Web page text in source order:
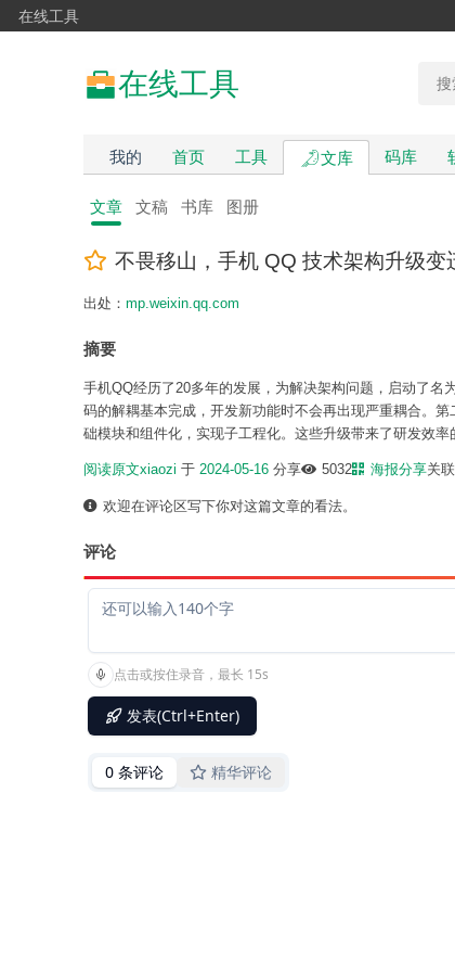
在线工具
在线工具
我的 首页 工具 文库 码库
文章 文稿 书库 图册
不畏移山，手机 QQ 技术架构升级变
出处： mp.weixin.qq.com
摘要
手机QQ经历了20多年的发展，为解决架构问题，启动了名
码的解耦基本完成，开发新功能时不会再出现严重耦合。
础模块和组件化，实现子工程化。这些升级带来了研发效率
阅读原文xiaozi 于 2024-05-16 分享 5032 海报分享关
欢迎在评论区写下你对这篇文章的看法。
评论